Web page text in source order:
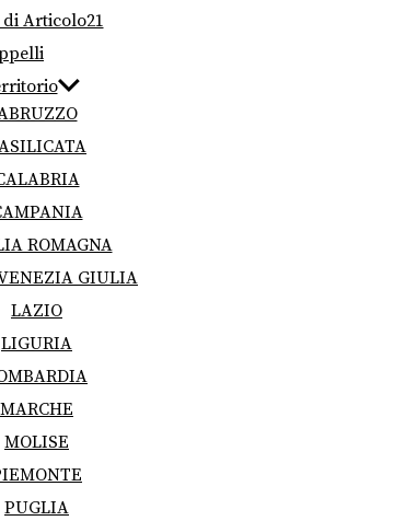
Articolo21
ROMAGNA
GIULIA
LAZIO
LIGURIA
MARCHE
MOLISE
PUGLIA